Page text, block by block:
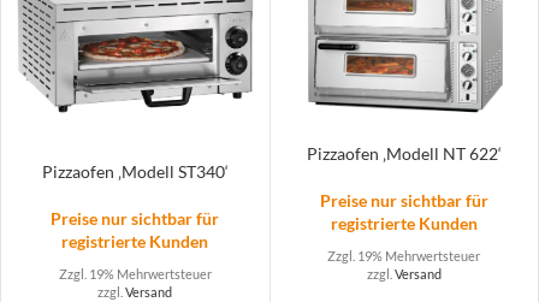
Pizzaofen ‚Modell ST340‘
Preise nur sichtbar für
registrierte Kunden
Zzgl. 19% Mehrwertsteuer
zzgl.Versand
Pizzaofen ‚Modell NT 622‘
Preise nur sichtbar für
registrierte Kunden
Zzgl. 19% Mehrwertsteuer
zzgl. Versand